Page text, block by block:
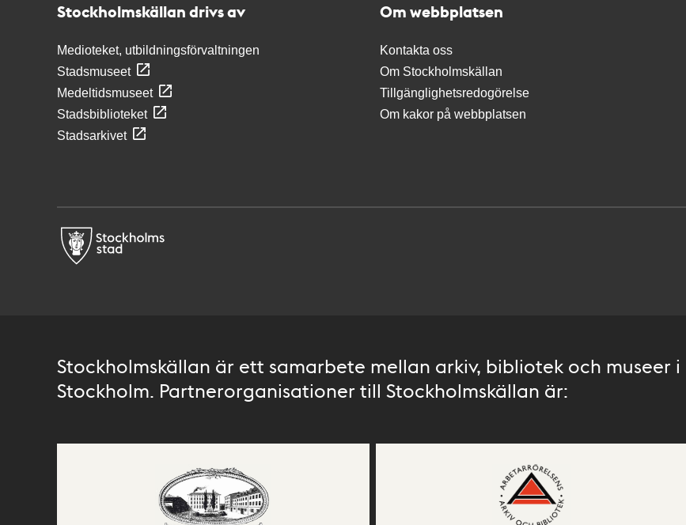
Stockholmskällan drivs av
Medioteket, utbildningsförvaltningen
Stadsmuseet
Medeltidsmuseet
Stadsbiblioteket
Stadsarkivet
Om webbplatsen
Kontakta oss
Om Stockholmskällan
Tillgänglighetsredogörelse
Om kakor på webbplatsen
Stockholmskällan är ett samarbete mellan arkiv, bibliotek och museer i
Stockholm. Partnerorganisationer till Stockholmskällan är: